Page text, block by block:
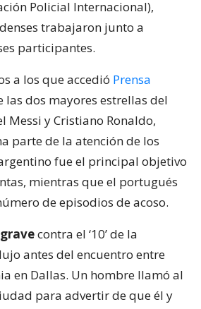
Policial Internacional),
trabajaron junto a
participantes.
a los que accedió Prensa
las dos mayores estrellas del
Messi y Cristiano Ronaldo,
parte de la atención de los
fue el principal objetivo
mientras que el portugués
de episodios de acoso.
contra el ‘10’ de la
antes del encuentro entre
en Dallas. Un hombre llamó al
para advertir de que él y